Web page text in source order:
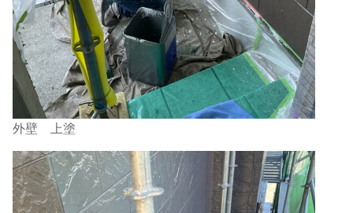
外壁 上塗